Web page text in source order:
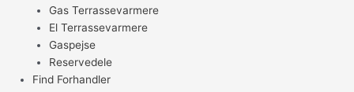
Gas Terrassevarmere
El Terrassevarmere
Gaspejse
Reservedele
Find Forhandler